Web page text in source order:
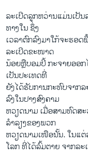
ລະ​ເບີດ​ລູກ​ຫວ່ານ​ແມ່ນ​ເປັ
ທາງໃນ ຊຶ່ງ
ເວລາຕົກລົງມາໃກ້ຈະຮອ
ລະເບີດຂະໜາດ
ນ້ອຍຫຼືບອມບີ້ ກະຈາຍອອກ
ເປັນ​ປະ​ເທດ​ທີ່
ຍັງ​ໄດ້ຮັບ​ການ​ກະທົບ​ຈາກ
ລົງໃນປາງ​ສົງຄາມ​
ຫວຽດນາມ ​ເມື່ອສາມ​ທົດ​ສ
ລຳລຽງ​ຂອງພວກ
ຫວຽດນາມ​ເໜືອ​ນັ້ນ. ໃນ​ແ
ໂລກ​ ທີ່​ໄດ້​ລົ້ມ​ຕາຍ​ ຈາກລະ​